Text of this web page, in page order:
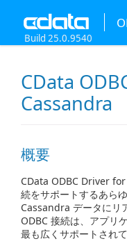
Build 25.0.9540
CData
Cassandra
概要
CData ODBC Driver
続をサポートするあら
Cassandra データにリ
ODBC 接続は、アプリ
最も広くサポートされ